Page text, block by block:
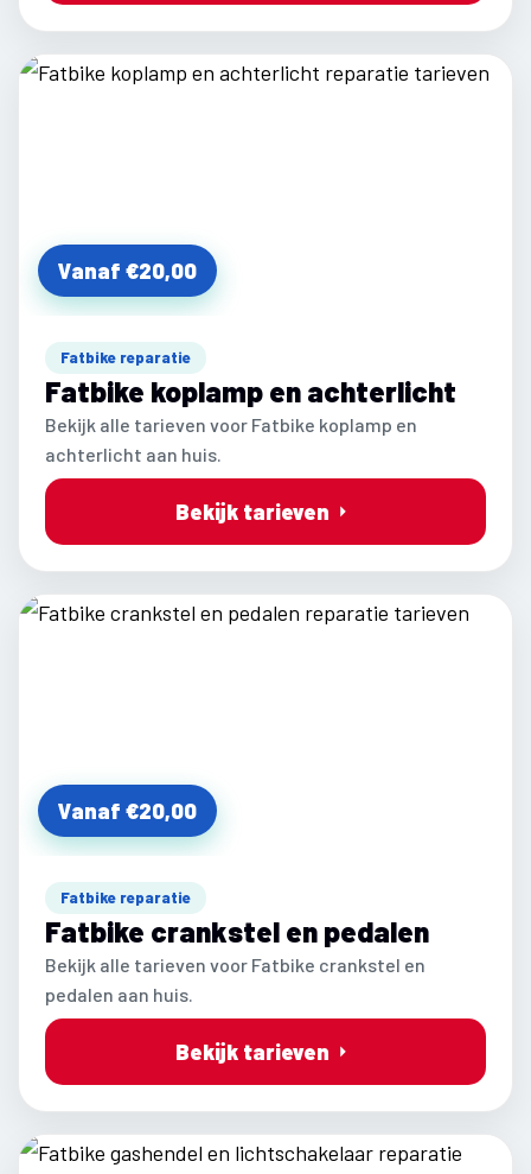
Vanaf €20,00
Fatbike reparatie
Fatbike koplamp en achterlicht
Bekijk alle tarieven voor Fatbike koplamp en
achterlicht aan huis.
Bekijk tarieven
Vanaf €20,00
Fatbike reparatie
Fatbike crankstel en pedalen
Bekijk alle tarieven voor Fatbike crankstel en
pedalen aan huis.
Bekijk tarieven